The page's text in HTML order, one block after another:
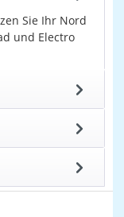
Sie Ihr Nord
und Electro